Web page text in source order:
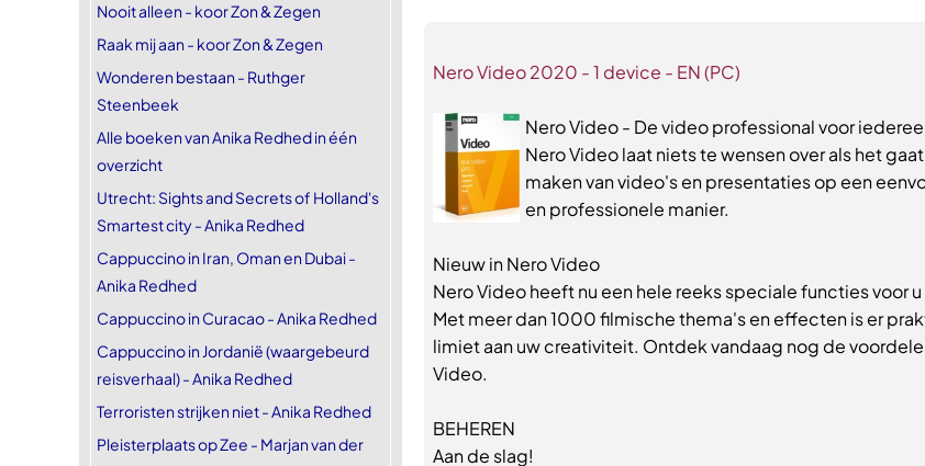
Nooit alleen - koor Zon & Zegen
Raak mij aan - koor Zon & Zegen
Wonderen bestaan - Ruthger
Steenbeek
Alle boeken van Anika Redhed in één
overzicht
Utrecht: Sights and Secrets of Holland's
Smartest city - Anika Redhed
Cappuccino in Iran, Oman en Dubai -
Anika Redhed
Cappuccino in Curacao - Anika Redhed
Cappuccino in Jordanië (waargebeurd
reisverhaal) - Anika Redhed
Terroristen strijken niet - Anika Redhed
Pleisterplaats op Zee - Marjan van der
Nero Video 2020 - 1 device - EN (PC)
Nero Video - De video professional voor
Nero Video laat niets te wensen over als het
maken van video's en presentaties op een
en professionele manier.
Nieuw in Nero Video
Nero Video heeft nu een hele reeks speciale functies voor
Met meer dan 1000 filmische thema's en effecten is er
limiet aan uw creativiteit. Ontdek vandaag nog de
Video.
BEHEREN
Aan de slag!